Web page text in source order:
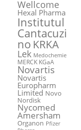
Wellcome
Hexal Pharma
Institutul
Cantacuzi
no KRKA
Lek Medochemie
MERCK KGaA
Novartis
Novartis
Europharm
Limited Novo
Nordisk
Nycomed
Amersham
Organon Pfizer